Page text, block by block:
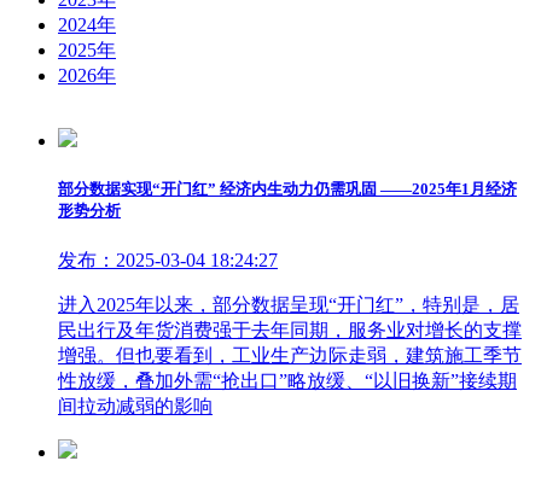
2024年
2025年
2026年
部分数据实现“开门红” 经济内生动力仍需巩固 ——2025年1月经济
形势分析
发布：2025-03-04 18:24:27
进入2025年以来，部分数据呈现“开门红”，特别是，居
民出行及年货消费强于去年同期，服务业对增长的支撑
增强。但也要看到，工业生产边际走弱，建筑施工季节
性放缓，叠加外需“抢出口”略放缓、“以旧换新”接续期
间拉动减弱的影响